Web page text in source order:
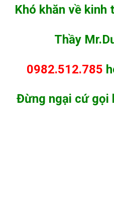
Khó khăn về kinh
Thầy
0982.512.785
Đừng ngại cứ gọi